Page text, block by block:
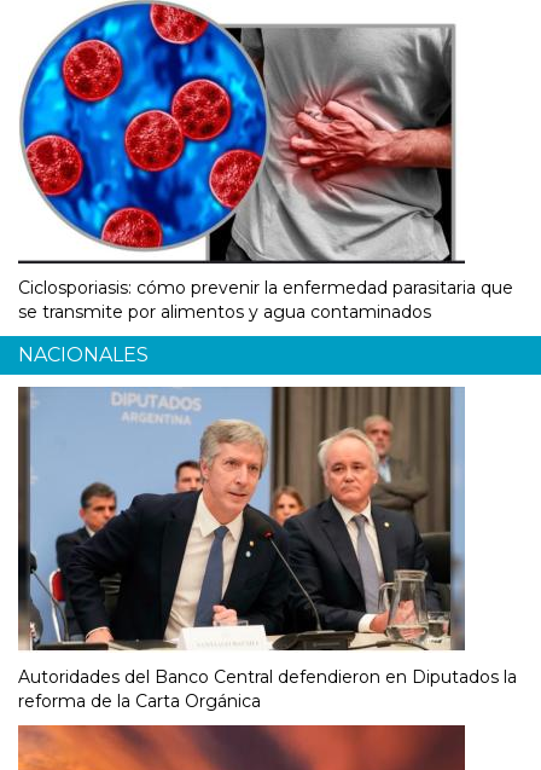
Ciclosporiasis: cómo prevenir la enfermedad parasitaria que
se transmite por alimentos y agua contaminados
NACIONALES
Autoridades del Banco Central defendieron en Diputados la
reforma de la Carta Orgánica